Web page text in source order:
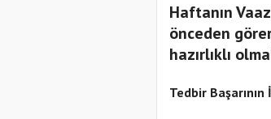
Haftanın
önceden
hazırlıklı
Tedbir